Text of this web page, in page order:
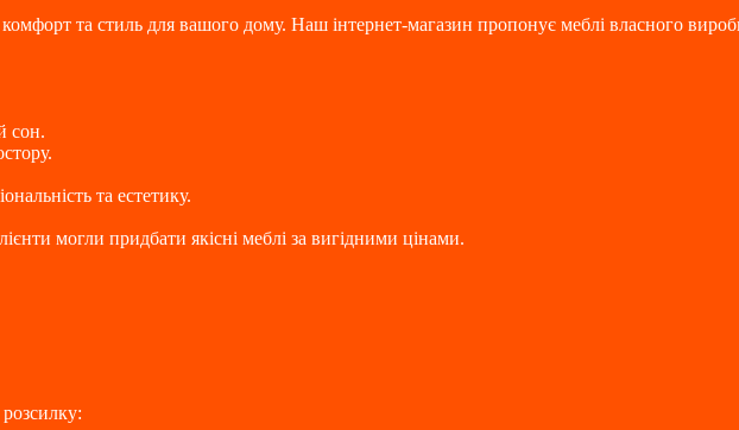
та стиль для вашого дому. Наш інтернет-магазин пропонує меблі власного
сон.
та естетику.
могли придбати якісні меблі за вигідними цінами.